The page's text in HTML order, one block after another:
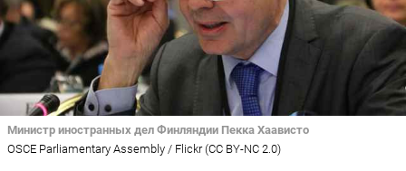
Министр иностранных дел Финляндии Пекка Хаависто
OSCE Parliamentary Assembly / Flickr (CC BY-NC 2.0)